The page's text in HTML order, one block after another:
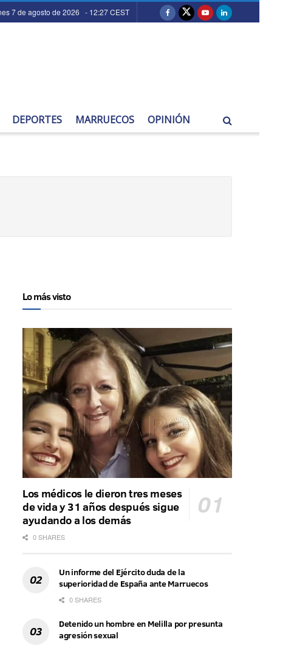
7 de agosto de 2026 - 12:27 CEST
DEPORTES MARRUECOS OPINIÓN
Lo más visto
Los médicos le dieron tres meses
de vida y 31 años después sigue
ayudando a los demás
0 SHARES
Un informe del Ejército duda de la
superioridad de España ante Marruecos
0 SHARES
Detenido un hombre en Melilla por presunta
agresión sexual